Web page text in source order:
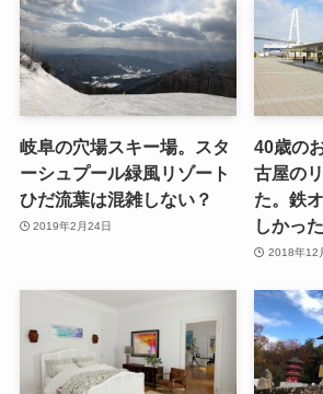
岐阜の穴場スキー場。スタ
ーシュプール緑風リゾート
ひだ流葉は混雑しない？
2019年2月24日
40歳の
古屋の
た。鉄
しかった
2018年12